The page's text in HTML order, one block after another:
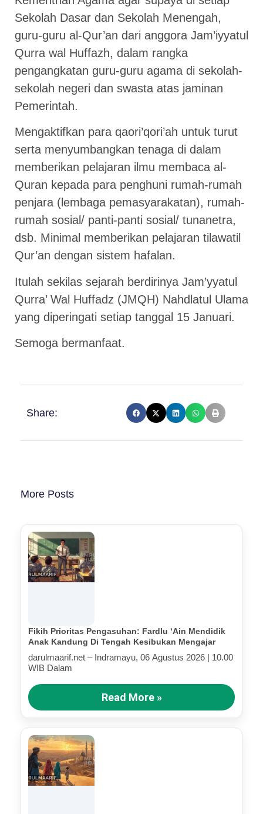
Sekolah Dasar dan Sekolah Menengah,
guru-guru al-Qur’an dari anggora Jam’iyyatul
Qurra wal Huffazh, dalam rangka
pengangkatan guru-guru agama di sekolah-
sekolah negeri dan swasta atas jaminan
Pemerintah.
Mengaktifkan para qaori’qori’ah untuk turut
serta menyumbangkan tenaga di dalam
memberikan pelajaran ilmu membaca al-
Quran kepada para penghuni rumah-rumah
penjara (lembaga pemasyarakatan), rumah-
rumah sosial/ panti-panti sosial/ tunanetra,
dsb. Minimal memberikan pelajaran tilawatil
Qur’an dengan sistem hafalan.​
Itulah sekilas sejarah berdirinya Jam’yyatul
Qurra’ Wal Huffadz (JMQH) Nahdlatul Ulama
yang diperingati setiap tanggal 15 Januari.
Semoga bermanfaat.
Share:
More Posts
Fikih Prioritas Pengasuhan: Fardlu ‘Ain Mendidik
Anak Kandung Di Tengah Kesibukan Mengajar
darulmaarif.net – Indramayu, 06 Agustus 2026 | 10.00
WIB Dalam
Read More »